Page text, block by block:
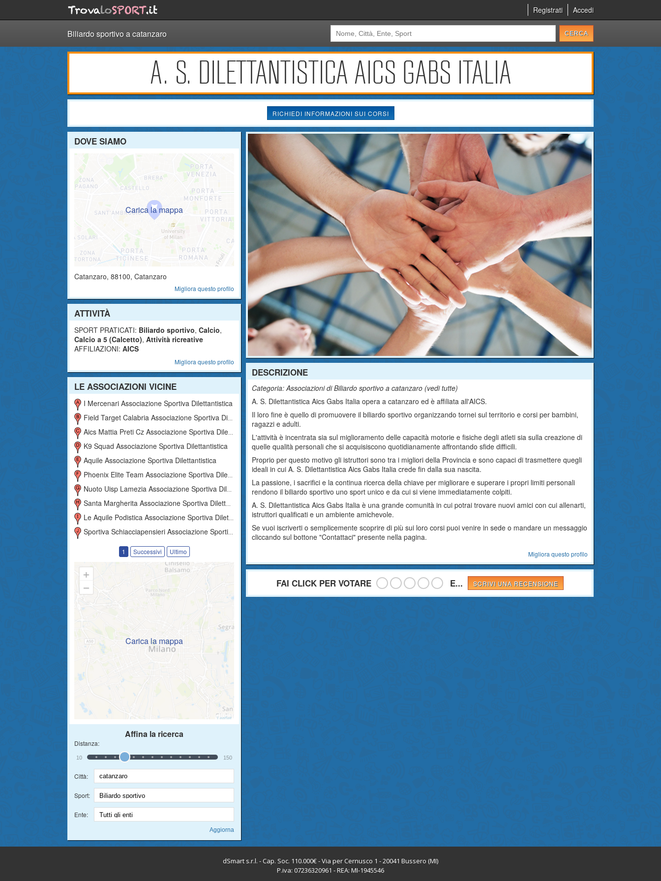
Registrati Accedi
Biliardo sportivo a catanzaro
A. S. DILETTANTISTICA AICS GABS ITALIA
RICHIEDI INFORMAZIONI SUI CORSI
DOVE SIAMO
Catanzaro, 88100, Catanzaro
Migliora questo profilo
ATTIVITÀ
SPORT PRATICATI: Biliardo sportivo, Calcio,
Calcio a 5 (Calcetto), Attività ricreative
AFFILIAZIONI: AICS
Migliora questo profilo
LE ASSOCIAZIONI VICINE
I Mercenari Associazione Sportiva Dilettantistica
Field Target Calabria Associazione Sportiva Dilettantistica
Aics Mattia Preti Cz Associazione Sportiva Dilettantistica
K9 Squad Associazione Sportiva Dilettantistica
Aquile Associazione Sportiva Dilettantistica
Phoenix Elite Team Associazione Sportiva Dilettantistica
Nuoto Uisp Lamezia Associazione Sportiva Dilettantistica
Santa Margherita Associazione Sportiva Dilettantistica
Le Aquile Podistica Associazione Sportiva Dilettantistica
Sportiva Schiacciapensieri Associazione Sportiva Dilettantistica
1 Successivi Ultimo
Carica la mappa
Affina la ricerca
Distanza:
10 150
Città:
Sport:
Ente:
DESCRIZIONE
Categoria: Associazioni di Biliardo sportivo a catanzaro (vedi tutte)
A. S. Dilettantistica Aics Gabs Italia opera a catanzaro ed è affiliata all'AICS.
Il loro fine è quello di promuovere il biliardo sportivo organizzando tornei sul territorio e corsi per bambini,
ragazzi e adulti.
L'attività è incentrata sia sul miglioramento delle capacità motorie e fisiche degli atleti sia sulla creazione di
quelle qualità personali che si acquisiscono quotidianamente affrontando sfide difficili.
Proprio per questo motivo gli istruttori sono tra i migliori della Provincia e sono capaci di trasmettere quegli
ideali in cui A. S. Dilettantistica Aics Gabs Italia crede fin dalla sua nascita.
La passione, i sacrifici e la continua ricerca della chiave per migliorare e superare i propri limiti personali
rendono il biliardo sportivo uno sport unico e da cui si viene immediatamente colpiti.
A. S. Dilettantistica Aics Gabs Italia è una grande comunità in cui potrai trovare nuovi amici con cui allenarti,
istruttori qualificati e un ambiente amichevole.
Se vuoi iscriverti o semplicemente scoprire di più sui loro corsi puoi venire in sede o mandare un messaggio
cliccando sul bottone "Contattaci" presente nella pagina.
Migliora questo profilo
FAI CLICK PER VOTARE E... SCRIVI UNA RECENSIONE
dSmart s.r.l. - Cap. Soc. 110.000€ - Via per Cernusco 1 - 20041 Bussero (MI)
P.iva: 07236320961 - REA: MI-1945546